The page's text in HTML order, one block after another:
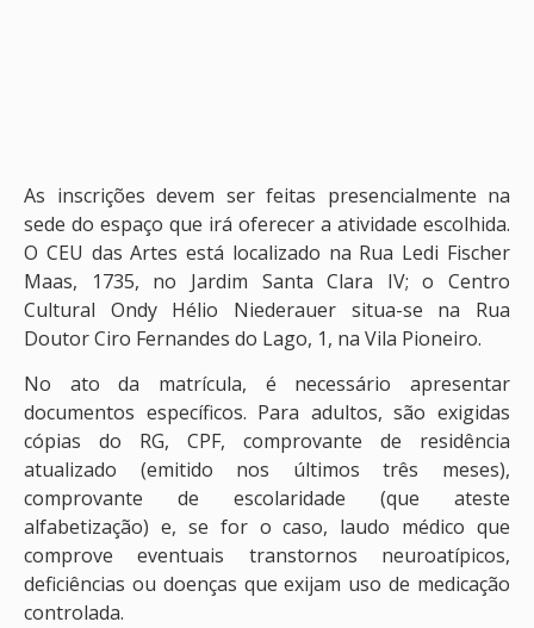
As inscrições devem ser feitas presencialmente na
sede do espaço que irá oferecer a atividade escolhida.
O CEU das Artes está localizado na Rua Ledi Fischer
Maas, 1735, no Jardim Santa Clara IV; o Centro
Cultural Ondy Hélio Niederauer situa-se na Rua
Doutor Ciro Fernandes do Lago, 1, na Vila Pioneiro.
No ato da matrícula, é necessário apresentar
documentos específicos. Para adultos, são exigidas
cópias do RG, CPF, comprovante de residência
atualizado (emitido nos últimos três meses),
comprovante de escolaridade (que ateste
alfabetização) e, se for o caso, laudo médico que
comprove eventuais transtornos neuroatípicos,
deficiências ou doenças que exijam uso de medicação
controlada.